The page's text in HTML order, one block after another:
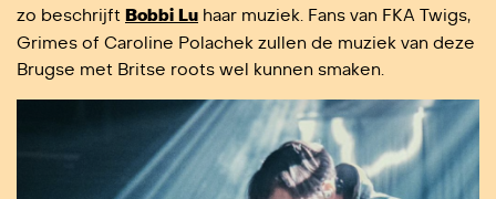
zo beschrijft Bobbi Lu haar muziek. Fans van FKA Twigs,
Grimes of Caroline Polachek zullen de muziek van deze
Brugse met Britse roots wel kunnen smaken.